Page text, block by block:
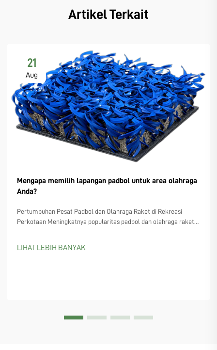
Artikel Terkait
21
Aug
Mengapa memilih lapangan padbol untuk area olahraga
Anda?
Pertumbuhan Pesat Padbol dan Olahraga Raket di Rekreasi
Perkotaan Meningkatnya popularitas padbol dan olahraga raket
karena semakin banyak orang yang...
LIHAT LEBIH BANYAK